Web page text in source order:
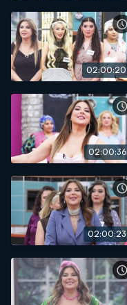
02:00:20
02:00:36
02:00:23